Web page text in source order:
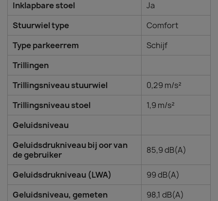
Inklapbare stoel
Ja
Stuurwiel type
Comfort
Type parkeerrem
Schijf
Trillingen
Trillingsniveau stuurwiel
0,29 m/s²
Trillingsniveau stoel
1,9 m/s²
Geluidsniveau
Geluidsdrukniveau bij oor van
de gebruiker
85,9 dB(A)
Geluidsdrukniveau (LWA)
99 dB(A)
Geluidsniveau, gemeten
98,1 dB(A)